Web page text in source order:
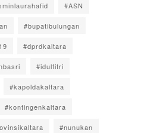
#ASN
#bupatibulungan
#dprdkaltara
#idulfitri
#kapoldakaltara
#kontingenkaltara
#nunukan